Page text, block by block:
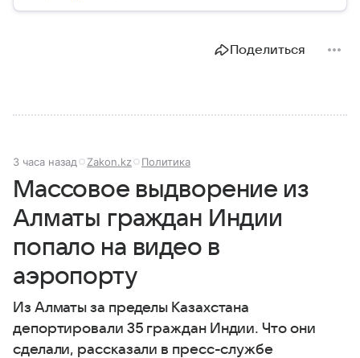
Поделиться
3 часа назад Zakon.kz Политика
Массовое выдворение из
Алматы граждан Индии
попало на видео в
аэропорту
Из Алматы за пределы Казахстана
депортировали 35 граждан Индии. Что они
сделали, рассказали в пресс-службе